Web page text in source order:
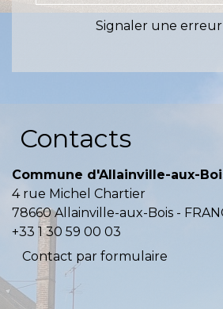
Signaler une
Contacts
Commune d'Allainville-aux-
4 rue Michel Chartier
78660 Allainville-aux-Bois -
+33 1 30 59 00 03
Contact par formulaire